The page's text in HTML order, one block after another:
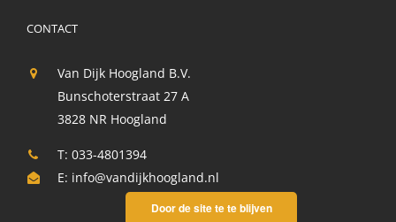
CONTACT
Van Dijk Hoogland B.V.
Bunschoterstraat 27 A
3828 NR Hoogland
T: 033-4801394
E: info@vandijkhoogland.nl
Door de site te te blijven